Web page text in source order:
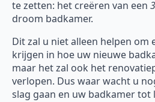
te zetten: het creëren van een
droom badkamer.
Dit zal u niet alleen helpen om
krijgen in hoe uw nieuwe
maar het zal ook het
verlopen. Dus waar wacht u
slag gaan en uw badkamer tot